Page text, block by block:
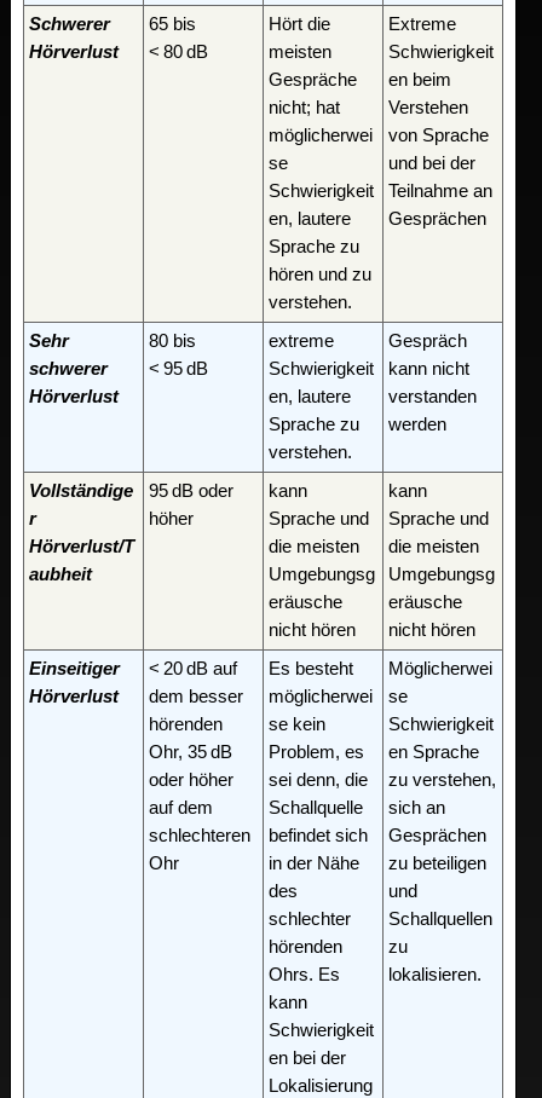
Schwerer
Hörverlust
65 bis
< 80 dB
Hört die
meisten
Gespräche
nicht; hat
möglicherwei
se
Schwierigkeit
en, lautere
Sprache zu
hören und zu
verstehen.
Extreme
Schwierigkeit
en beim
Verstehen
von Sprache
und bei der
Teilnahme an
Gesprächen
Sehr
schwerer
Hörverlust
80 bis
< 95 dB
extreme
Schwierigkeit
en, lautere
Sprache zu
verstehen.
Gespräch
kann nicht
verstanden
werden
Vollständige
r
Hörverlust/T
aubheit
95 dB oder
höher
kann
Sprache und
die meisten
Umgebungsg
eräusche
nicht hören
kann
Sprache und
die meisten
Umgebungsg
eräusche
nicht hören
Einseitiger
Hörverlust
< 20 dB auf
dem besser
hörenden
Ohr, 35 dB
oder höher
auf dem
schlechteren
Ohr
Es besteht
möglicherwei
se kein
Problem, es
sei denn, die
Schallquelle
befindet sich
in der Nähe
des
schlechter
hörenden
Ohrs. Es
kann
Schwierigkeit
en bei der
Lokalisierung
Möglicherwei
se
Schwierigkeit
en Sprache
zu verstehen,
sich an
Gesprächen
zu beteiligen
und
Schallquellen
zu
lokalisieren.